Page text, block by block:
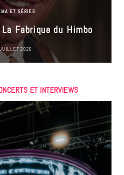
ET SÉRIES
Fabrique du Himbo
2026
ET INTERVIEWS